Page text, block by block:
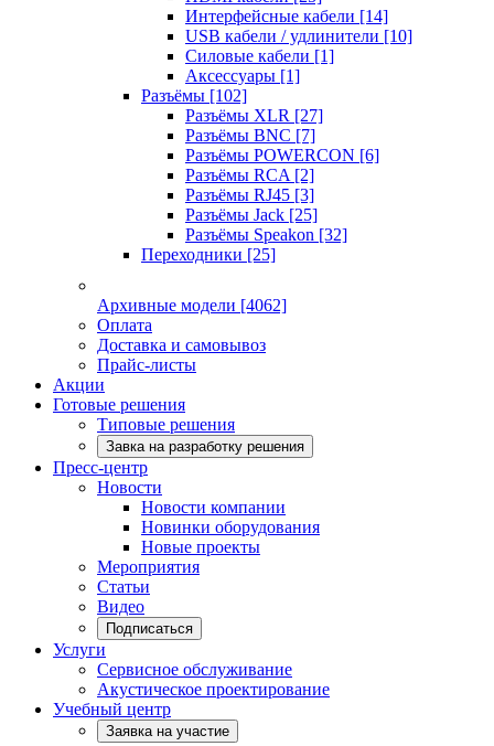
Интерфейсные кабели [14]
USB кабели / удлинители [10]
Силовые кабели [1]
Аксессуары [1]
Разъёмы [102]
Разъёмы XLR [27]
Разъёмы BNC [7]
Разъёмы POWERCON [6]
Разъёмы RCA [2]
Разъёмы RJ45 [3]
Разъёмы Jack [25]
Разъёмы Speakon [32]
Переходники [25]
Архивные модели [4062]
Оплата
Доставка и самовывоз
Прайс-листы
Акции
Готовые решения
Типовые решения
Завка на разработку решения
Пресс-центр
Новости
Новости компании
Новинки оборудования
Новые проекты
Мероприятия
Статьи
Видео
Подписаться
Услуги
Сервисное обслуживание
Акустическое проектирование
Учебный центр
Заявка на участие